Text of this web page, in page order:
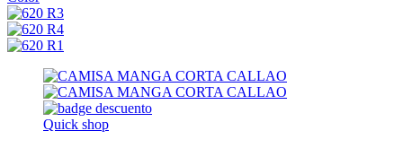
Quick shop